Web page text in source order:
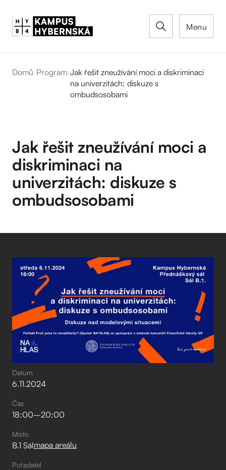
Menu
Domů/Program/Jak řešit zneužívání moci a diskriminaci
na univerzitách: diskuze s
ombudsosobami
Jak řešit zneužívání moci a
diskriminaci na
univerzitách: diskuze s
ombudsosobami
Datum
6.11.2024
Čas
18:00–⁠20:00
Místo
B.1 Sálmapa areálu
Pořadatel